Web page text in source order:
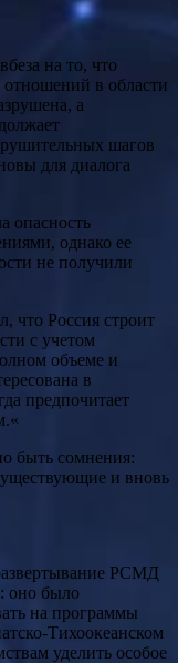
на то, что
отношений в области
а
шагов
для диалога
опасность
однако ее
не получили
что Россия строит
с учетом
объеме и
в
предпочитает
быть сомнения:
и вновь
РСМД
оно было
на программы
Тихоокеанском
уделить особое